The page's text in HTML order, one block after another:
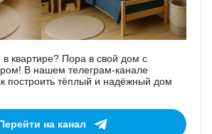
квартире? Пора в свой дом с
В нашем телеграм-канале
построить тёплый и надёжный дом
на канал